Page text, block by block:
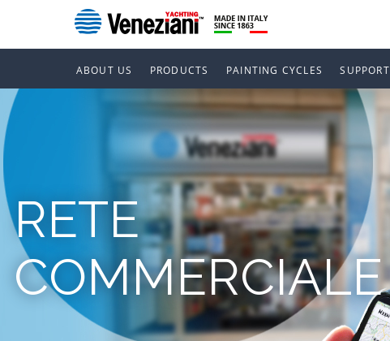
ABOUT US PRODUCTS PAINTING CYCLES SUPPORT
RETE
COMMERCIALE